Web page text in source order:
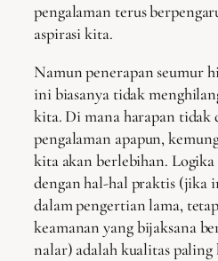
pengalaman terus
aspirasi kita.
Namun penerapan seumur
ini biasanya tidak
kita. Di mana harapan tidak
pengalaman apapun,
kita akan berlebihan.
dengan hal-hal praktis (jika
dalam pengertian lama,
keamanan yang bijaksana
nalar) adalah kualitas paling